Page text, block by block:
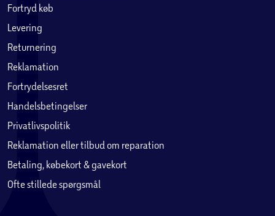
Fortryd køb
Levering
Returnering
Reklamation
Fortrydelsesret
Handelsbetingelser
Privatlivspolitik
Reklamation eller tilbud om reparation
Betaling, købekort & gavekort
Ofte stillede spørgsmål